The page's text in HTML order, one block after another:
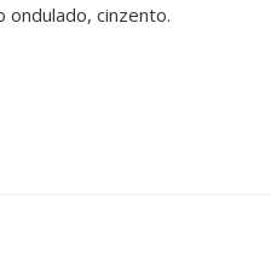
ondulado, cinzento.